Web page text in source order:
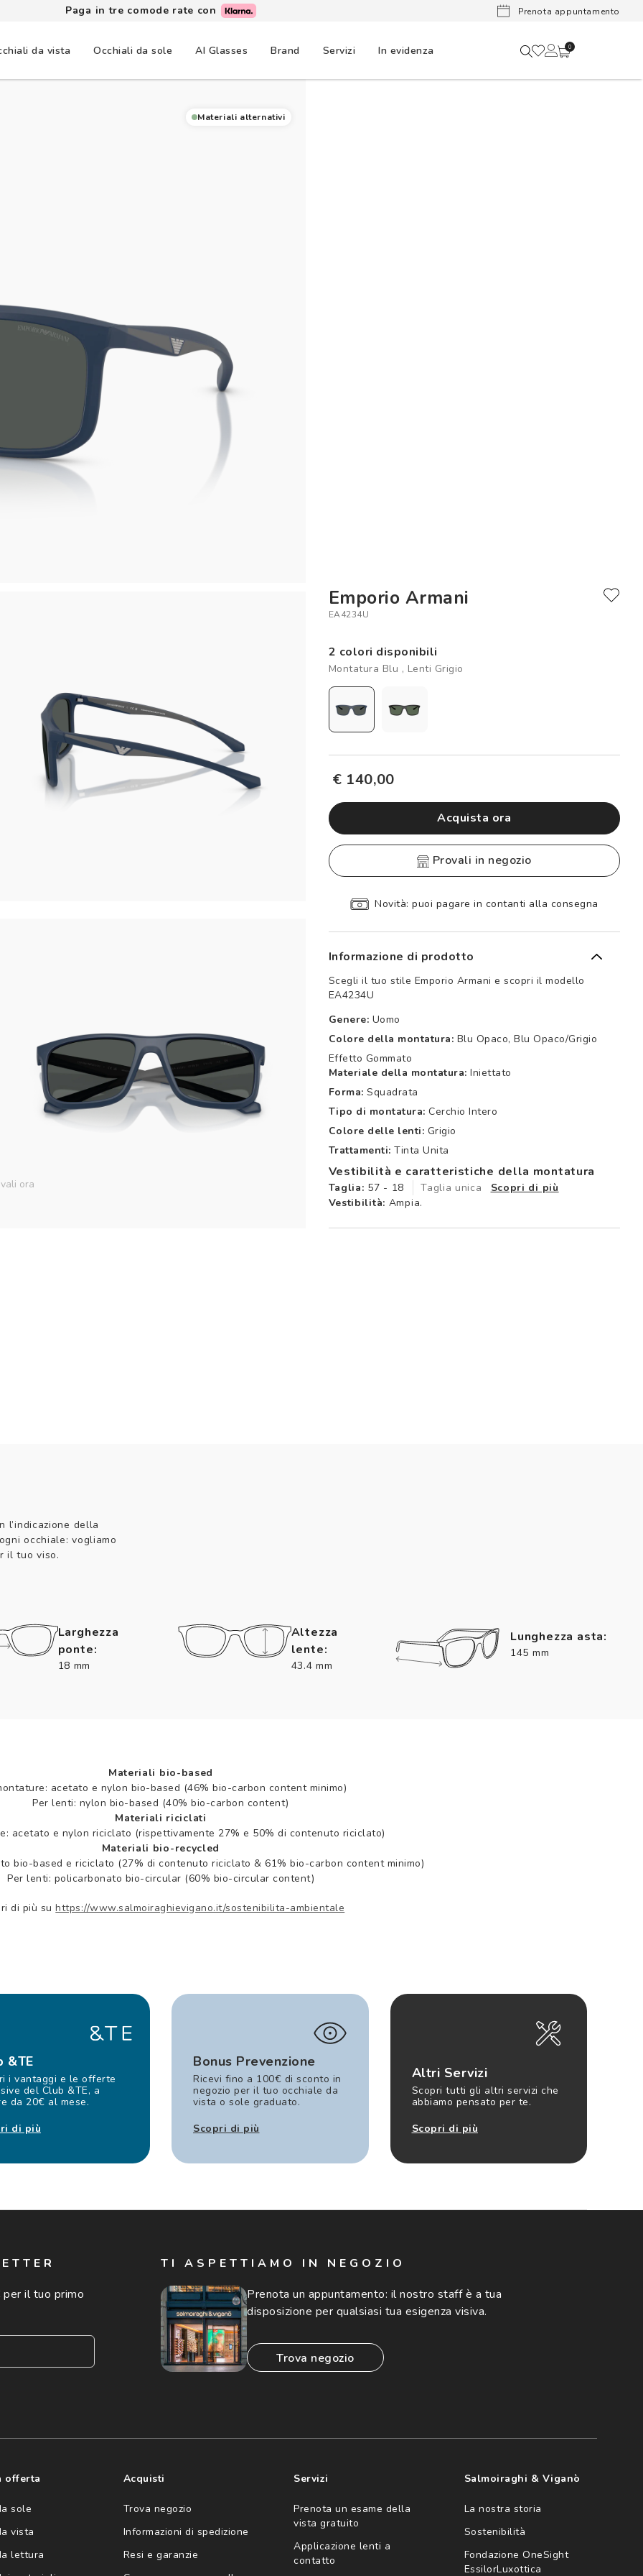
Paga in tre comode rate con Lenti a
Prenota appuntamento
da vista Occhiali da sole AI Glasses Brand Servizi In evidenza 0
Materiali alternativi
ora
Emporio Armani
EA4234U
2 colori disponibili
Montatura Blu , Lenti Grigio
€ 140,00
Acquista ora
provali in negozio
Spedizione sicura e gratuita, senza spesa minima
Informazione di prodotto
Scegli il tuo stile Emporio Armani e scopri il modello
EA4234U
Genere: Uomo
Colore della montatura: Blu Opaco, Blu Opaco/grigio
Effetto Gommato
Materiale della montatura: Iniettato
Forma: Squadrata
Tipo di montatura: Cerchio Intero
Colore delle lenti: Grigio
Trattamenti: Tinta Unita
Vestibilità e caratteristiche della montatura
Taglia: 57 - 18 Taglia unica
Scopri di più
Vestibilità: Ampia.
della
occhiale: vogliamo
il tuo viso.
Larghezza
ponte:
18 mm
Altezza
lente:
43.4 mm
Lunghezza asta:
145 mm
Materiali bio-based
acetato e nylon bio-based (46% bio-carbon content minimo)
Per lenti: nylon bio-based (40% bio-carbon content)
Materiali riciclati
acetato e nylon riciclato (rispettivamente 27% e 50% di contenuto riciclato)
Materiali bio-recycled
bio-based e riciclato (27% di contenuto riciclato & 61% bio-carbon content minimo)
Per lenti: policarbonato bio-circular (60% bio-circular content)
di più suhttps://www.salmoiraghievigano.it/sostenibilita-ambientale
&TE
i vantaggi e le offerte
del Club &TE, a
da 20€ al mese.
di più
Bonus Prevenzione
Ricevi fino a 100€ di sconto in
negozio per il tuo occhiale da
vista o sole graduato.
Scopri di più
Altri Servizi
Scopri tutti gli altri servizi che
abbiamo pensato per te.
Scopri di più
il tuo primo
(consultare
TI ASPETTIAMO IN NEGOZIO
Prenota un appuntamento: il nostro staff è a tua
disposizione per qualsiasi tua esigenza visiva.
trova negozio
offerta
sole
vista
lettura
Acquisti
Trova negozio
Informazioni di spedizione
Resi e garanzie
Servizi
Prenota un esame della
vista gratuito
Applicazione lenti a
contatto
Salmoiraghi & Viganò
La nostra storia
Sostenibilità
Fondazione OneSight
EssilorLuxottica